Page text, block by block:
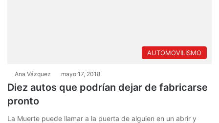
AUTOMOVILISMO
Ana Vázquez mayo 17, 2018
Diez autos que podrían dejar de fabricarse
pronto
La Muerte puede llamar a la puerta de alguien en un abrir y